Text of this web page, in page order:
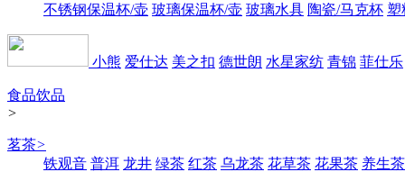
不锈钢保温杯/壶 玻璃保温杯/壶 玻璃水具 陶瓷/马克杯 塑
小熊 爱仕达 美之扣 德世朗 水星家纺 青锦 菲仕乐
食品饮品
>
茗茶>
铁观音 普洱 龙井 绿茶 红茶 乌龙茶 花草茶 花果茶 养生茶